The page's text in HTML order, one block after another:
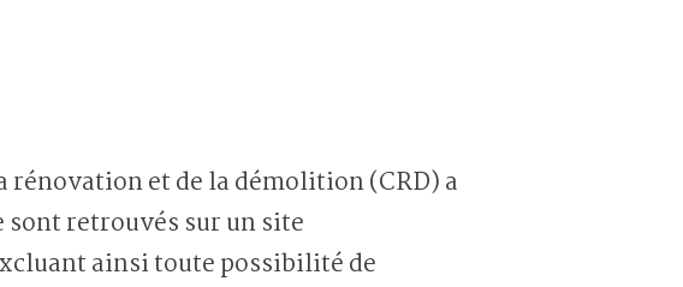
rénovation et de la démolition (CRD) a
sont retrouvés sur un site
ainsi toute possibilité de